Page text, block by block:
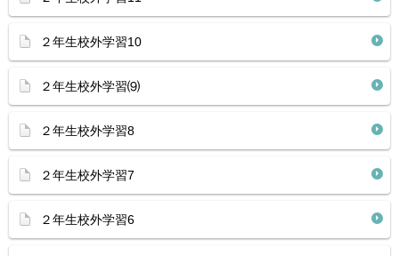
２年生校外学習10
２年生校外学習⑼
２年生校外学習8
２年生校外学習7
２年生校外学習6